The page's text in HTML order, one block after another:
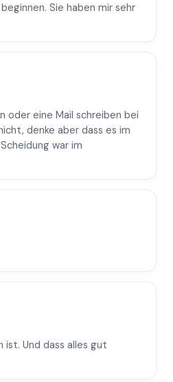
Sie haben mir sehr
oder eine Mail schreiben bei
denke aber dass es im
war im
ist. Und dass alles gut